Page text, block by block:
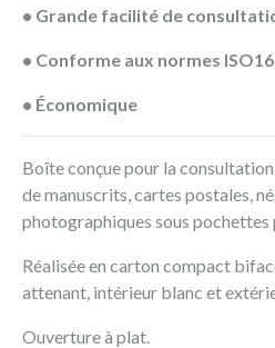
• Grande facilité de
• Conforme aux normes
• Économique
Boîte conçue pour la
de manuscrits, cartes postales,
photographiques sous pochettes
Réalisée en carton compact
attenant, intérieur blanc et
Ouverture à plat.